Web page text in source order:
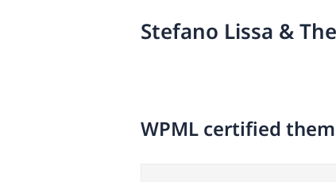
Stefano Lissa &
WPML certified